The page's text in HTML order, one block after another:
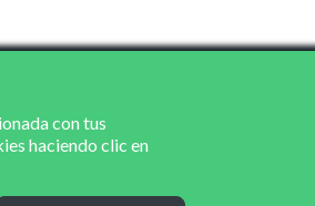
con tus
haciendo clic en